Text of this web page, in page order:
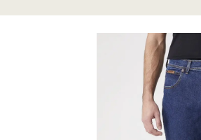
Schoenen
Accessoires
Militaire rangen